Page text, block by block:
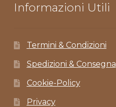
Informazioni Utili
Termini & Condizioni
Spedizioni & Consegna
Cookie-Policy
Privacy